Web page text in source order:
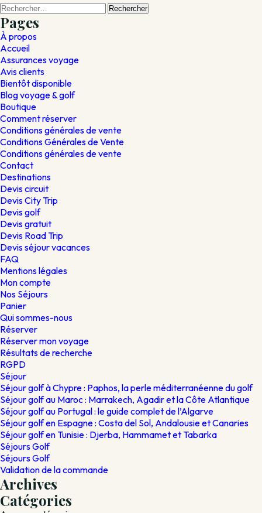
Rechercher :
Pages
À propos
Accueil
Assurances voyage
Avis clients
Bientôt disponible
Blog voyage & golf
Boutique
Comment réserver
Conditions générales de vente
Conditions Générales de Vente
Conditions générales de vente
Contact
Destinations
Devis circuit
Devis City Trip
Devis golf
Devis gratuit
Devis Road Trip
Devis séjour vacances
FAQ
Mentions légales
Mon compte
Nos Séjours
Panier
Qui sommes-nous
Réserver
Réserver mon voyage
Résultats de recherche
RGPD
Séjour
Séjour golf à Chypre : Paphos, la perle méditerranéenne du golf
Séjour golf au Maroc : Marrakech, Agadir et la Côte Atlantique
Séjour golf au Portugal : le guide complet de l’Algarve
Séjour golf en Espagne : Costa del Sol, Andalousie et Canaries
Séjour golf en Tunisie : Djerba, Hammamet et Tabarka
Séjours Golf
Séjours Golf
Validation de la commande
Archives
Catégories